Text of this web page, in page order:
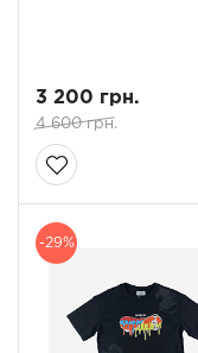
3 200 грн.
4 600 грн.
-29%